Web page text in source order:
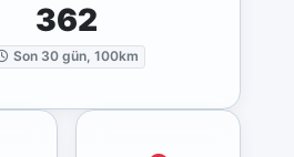
362
Son 30 gün, 100km